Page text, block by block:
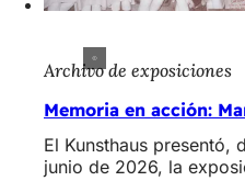
Archivo de exposiciones
Memoria en acción:
El Kunsthaus presentó,
junio de 2026, la